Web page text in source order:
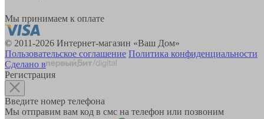
Мы принимаем к оплате
© 2011-2026 Интернет-магазин «Ваш Дом»
Пользовательское соглашение Политика конфиденциальности
Сделано в
Регистрация
Введите номер телефона
Мы отправим вам код в смс на телефон или позвоним